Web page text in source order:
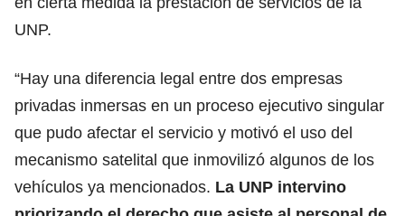
UNP.
“Hay una diferencia legal entre dos empresas
privadas inmersas en un proceso ejecutivo singular
que pudo afectar el servicio y motivó el uso del
mecanismo satelital que inmovilizó algunos de los
vehículos ya mencionados. La UNP intervino